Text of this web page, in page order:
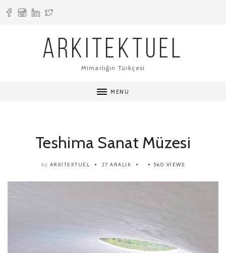
ARKITEKTUEL
Mimarlığın Türkçesi
MENU
Teshima Sanat Müzesi
by ARKITEKTUEL 27 ARALIK 560 VIEWS